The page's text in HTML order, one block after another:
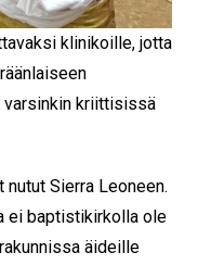
klinikoille, jotta
varsinkin kriittisissä
Sierra Leoneen.
ei baptistikirkolla ole
äideille